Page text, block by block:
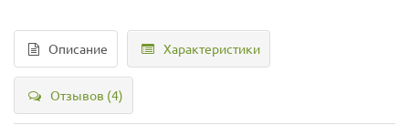
Описание Характеристики
Отзывов (4)